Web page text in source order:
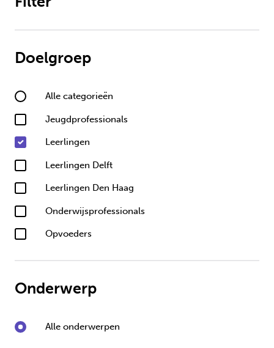
Doelgroep
Alle categorieën
Jeugdprofessionals
Leerlingen
Leerlingen Delft
Leerlingen Den Haag
Onderwijsprofessionals
Opvoeders
Onderwerp
Alle onderwerpen